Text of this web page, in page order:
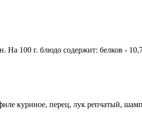
100 г. блюдо содержит: белков -
куриное, перец, лук репчатый,